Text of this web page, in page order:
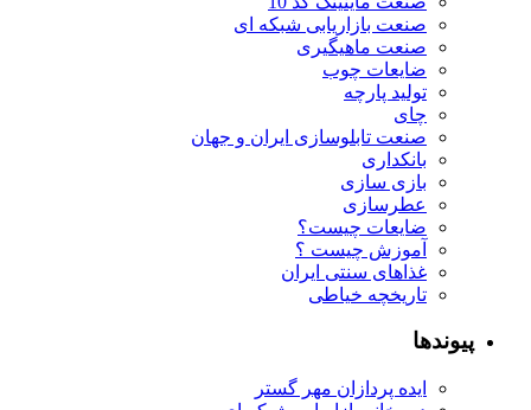
صنعت بازاریابی شبکه ای
صنعت ماهیگیری
ضایعات چوب
تولید پارچه
چای
صنعت تابلوسازی ایران و جهان
بانکداری
بازی سازی
عطرسازی
ضایعات چیست؟
آموزش چیست ؟
غذاهای سنتی ایران
تاریخچه خیاطی
پیوندها
ایده پردازان مهر گستر